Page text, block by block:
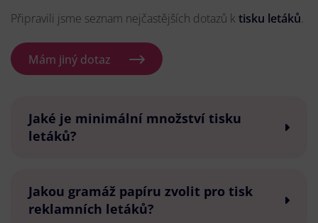
Připravili jsme seznam nejčastějších dotazů k tisku letáků.
Mám jiný dotaz
Jaké je minimální množství tisku
letáků?
Jakou gramáž papíru zvolit pro tisk
reklamních letáků?